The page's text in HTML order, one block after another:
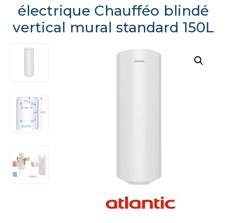
Demontage de coffrage
€ ADD
électrique Chaufféo blindé
vertical mural standard 150L